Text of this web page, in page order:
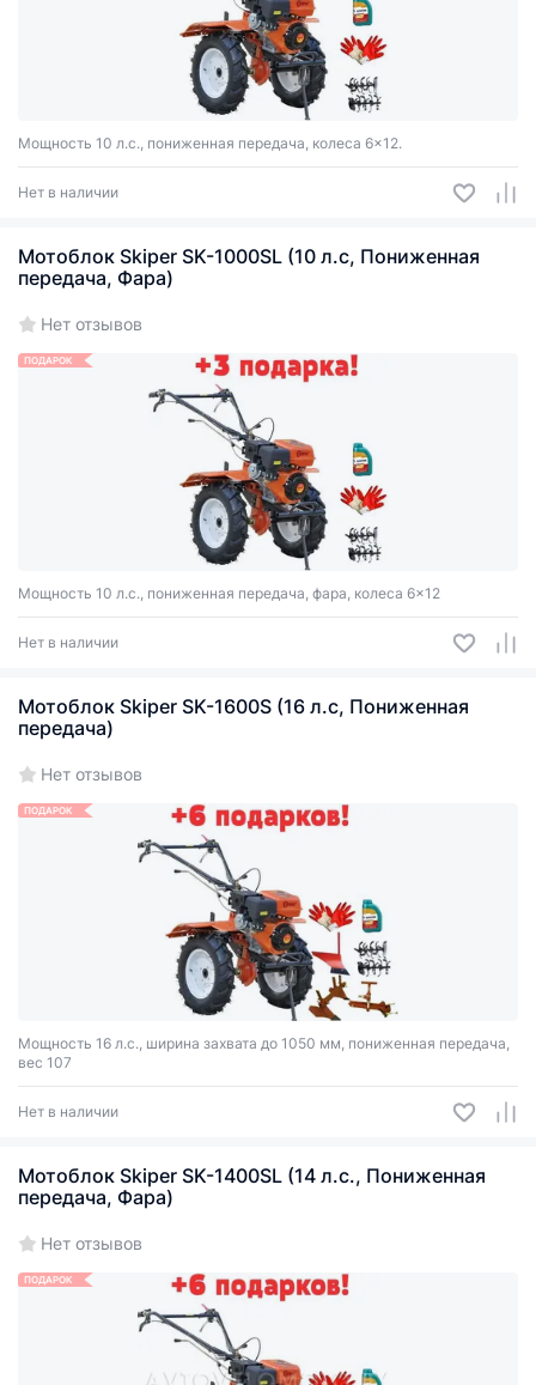
Мощность 10 л.с., пониженная передача, колеса 6x12.
Нет в наличии
Мотоблок Skiper SK-1000SL (10 л.с, Пониженная
передача, Фара)
Нет отзывов
ПОДАРОК
Мощность 10 л.с., пониженная передача, фара, колеса 6x12
Нет в наличии
Мотоблок Skiper SK-1600S (16 л.с, Пониженная
передача)
Нет отзывов
ПОДАРОК
Мощность 16 л.с., ширина захвата до 1050 мм, пониженная передача,
вес 107
Нет в наличии
Мотоблок Skiper SK-1400SL (14 л.с., Пониженная
передача, Фара)
Нет отзывов
ПОДАРОК